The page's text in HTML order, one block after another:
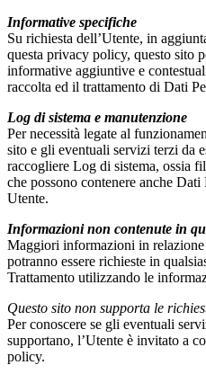
Informative specifiche
Su richiesta dell’Utente, in
questa privacy policy, questo sito
informative aggiuntive e
raccolta ed il trattamento di Dati
Log di sistema e manutenzione
Per necessità legate al
sito e gli eventuali servizi terzi da
raccogliere Log di sistema, ossia
che possono contenere anche
Utente.
Informazioni non contenute in
Maggiori informazioni in
potranno essere richieste in
Trattamento utilizzando le
Questo sito non supporta le
Per conoscere se gli eventuali
supportano, l’Utente è invitato a
policy.